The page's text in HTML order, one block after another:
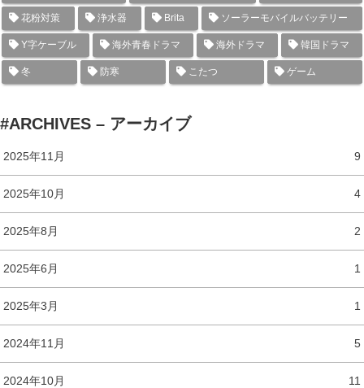
花粉対策 浄水器 Brita ソーラーモバイルバッテリー
Y字ケーブル 海外青春ドラマ 海外ドラマ 韓国ドラマ
冬 防寒 こたつ ゲーム
#ARCHIVES – アーカイブ
2025年11月 9
2025年10月 4
2025年8月 2
2025年6月 1
2025年3月 1
2024年11月 5
2024年10月 11